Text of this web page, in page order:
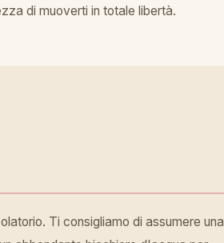
di muoverti in totale libertà.
Ti consigliamo di assumere una